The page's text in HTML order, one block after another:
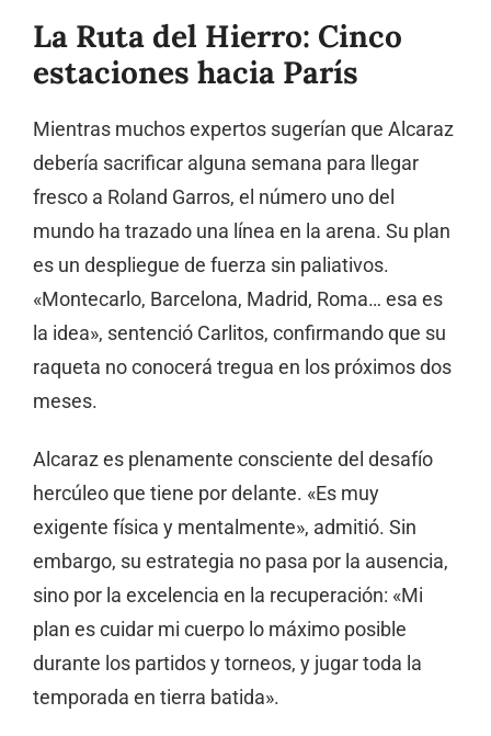
La Ruta del Hierro: Cinco
estaciones hacia París
Mientras muchos expertos sugerían que Alcaraz
debería sacrificar alguna semana para llegar
fresco a Roland Garros, el número uno del
mundo ha trazado una línea en la arena. Su plan
es un despliegue de fuerza sin paliativos.
«Montecarlo, Barcelona, ​​Madrid, Roma… esa es
la idea», sentenció Carlitos, confirmando que su
raqueta no conocerá tregua en los próximos dos
meses.
Alcaraz es plenamente consciente del desafío
hercúleo que tiene por delante. «Es muy
exigente física y mentalmente», admitió. Sin
embargo, su estrategia no pasa por la ausencia,
sino por la excelencia en la recuperación: «Mi
plan es cuidar mi cuerpo lo máximo posible
durante los partidos y torneos, y jugar toda la
temporada en tierra batida».